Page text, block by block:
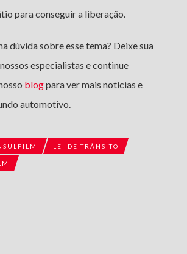
para conseguir a liberação.
dúvida sobre esse tema? Deixe sua
especialistas e continue
blogpara ver mais notícias e
automotivo.
LEI DE TRÂNSITO